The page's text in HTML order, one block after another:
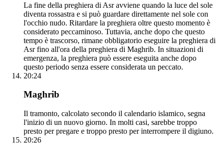
La fine della preghiera di Asr avviene quando la luce del sole
diventa rossastra e si può guardare direttamente nel sole con
l'occhio nudo. Ritardare la preghiera oltre questo momento è
considerato peccaminoso. Tuttavia, anche dopo che questo
tempo è trascorso, rimane obbligatorio eseguire la preghiera di
Asr fino all'ora della preghiera di Maghrib. In situazioni di
emergenza, la preghiera può essere eseguita anche dopo
questo periodo senza essere considerata un peccato.
20:24
Maghrib
Il tramonto, calcolato secondo il calendario islamico, segna
l'inizio di un nuovo giorno. In molti casi, sarebbe troppo
presto per pregare e troppo presto per interrompere il digiuno.
20:26